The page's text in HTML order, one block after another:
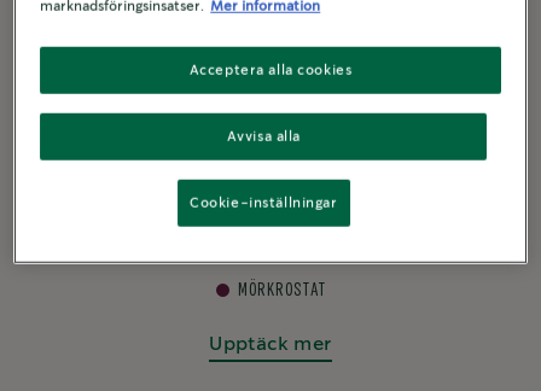
MÖRKROSTAT
Upptäck mer
marknadsföringsinsatser.
Mer information
Avvisa alla
Acceptera alla cookies
Cookie-inställningar